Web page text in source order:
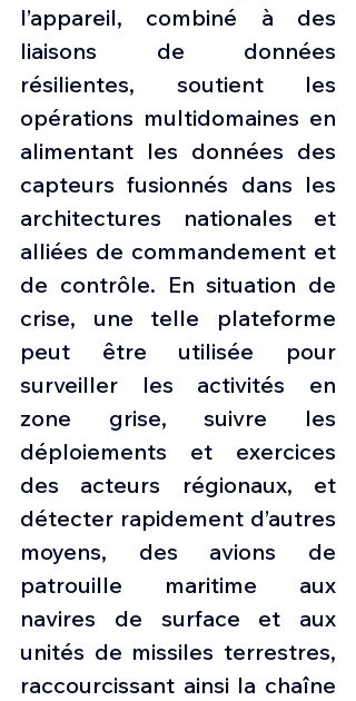
l’appareil, combiné à des
liaisons de données
résilientes, soutient les
opérations multidomaines en
alimentant les données des
capteurs fusionnés dans les
architectures nationales et
alliées de commandement et
de contrôle. En situation de
crise, une telle plateforme
peut être utilisée pour
surveiller les activités en
zone grise, suivre les
déploiements et exercices
des acteurs régionaux, et
détecter rapidement d’autres
moyens, des avions de
patrouille maritime aux
navires de surface et aux
unités de missiles terrestres,
raccourcissant ainsi la chaîne